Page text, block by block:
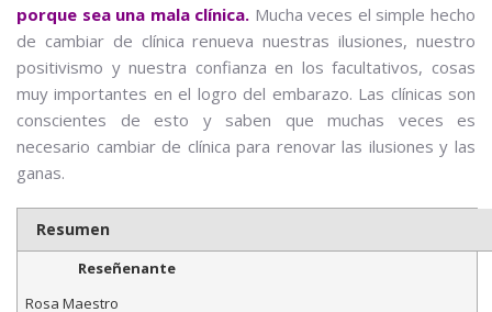
porque sea una mala clínica. Mucha veces el simple hecho
de cambiar de clínica renueva nuestras ilusiones, nuestro
positivismo y nuestra confianza en los facultativos, cosas
muy importantes en el logro del embarazo. Las clínicas son
conscientes de esto y saben que muchas veces es
necesario cambiar de clínica para renovar las ilusiones y las
ganas.
Resumen
Reseñenante
Rosa Maestro